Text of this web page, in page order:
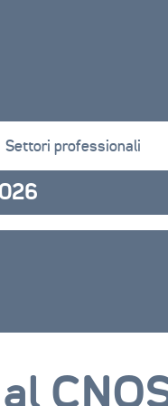
Settori professionali